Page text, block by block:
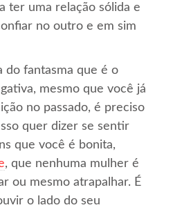
ter uma relação sólida e
no outro e em sim
do fantasma que é o
mesmo que você já
no passado, é preciso
quer dizer se sentir
que você é bonita,
, que nenhuma mulher é
ou mesmo atrapalhar. É
o lado do seu